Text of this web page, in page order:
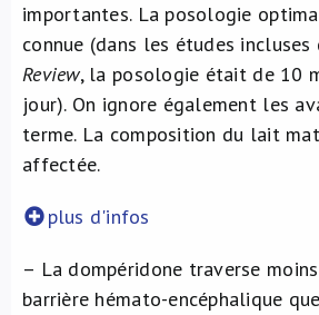
importantes. La posologie
connue (dans les études incluses
Review, la posologie était de 10
jour). On ignore également les
terme. La composition du lait
affectée.
plus d'infos
– La dompéridone traverse
barrière hémato-encéphalique